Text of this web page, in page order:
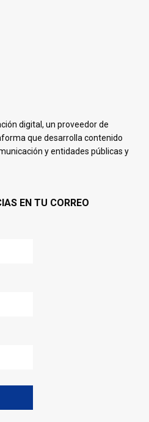
digital, un proveedor de
que desarrolla contenido
y entidades públicas y
EN TU CORREO